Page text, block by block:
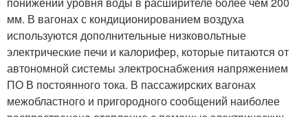
мм. В вагонах с кондиционированием воздуха
используются дополнительные низковольтные
электрические печи и калорифер, которые питаются от
автономной системы электроснабжения напряжением
ПО В постоянного тока. В пассажирских вагонах
межобластного и пригородного сообщений наиболее